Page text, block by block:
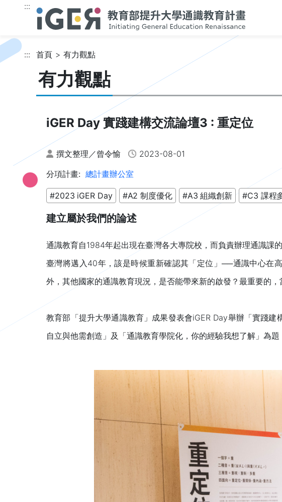
跳到主要內容
:::
::: 首頁
有力觀點
有力觀點
iGER Day 實踐建構交流論壇3 : 重定位
撰文整理／曾令愉
2023-08-01
分項計畫: 總計畫辦公室
#2023 iGER Day #A2 制度優化 #A3 組織創新 #C3 課程
建立屬於我們的論述
通識教育自1984年起出現在臺灣各大專院校，而負責辦理通識課
臺灣將邁入40年，該是時候重新確認其「定位」──通識中心在
外，其他國家的通識教育現況，是否能帶來新的啟發？最重要的
教育部「提升大學通識教育」成果發表會iGER Day舉辦「實踐
自立與他需創造」及「通識教育學院化，你的經驗我想了解」為